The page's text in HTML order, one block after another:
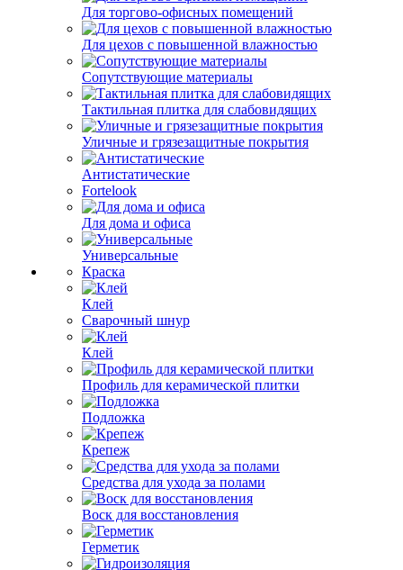
Для торгово-офисных помещений
Для цехов с повышенной влажностью
Сопутствующие материалы
Тактильная плитка для слабовидящих
Уличные и грязезащитные покрытия
Антистатические
Fortelook
Для дома и офиса
Универсальные
Краска
Клей
Сварочный шнур
Клей
Профиль для керамической плитки
Подложка
Крепеж
Средства для ухода за полами
Воск для восстановления
Герметик